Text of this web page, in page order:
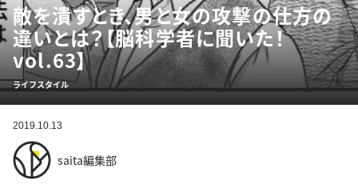
敵を潰すとき、男と女の攻撃の仕方の
違いとは？【脳科学者に聞いた！
vol.63】
ライフスタイル
2019.10.13
saita編集部